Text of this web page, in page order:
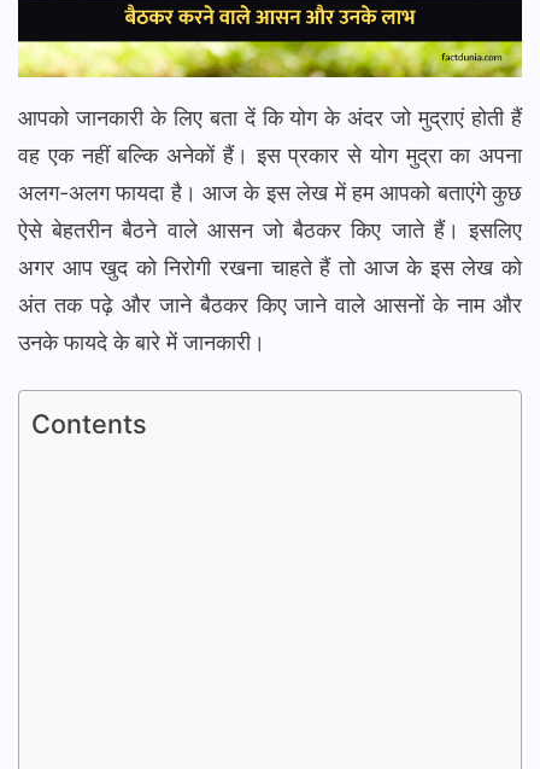
आपको जानकारी के लिए बता दें कि योग के अंदर जो मुद्राएं होती हैं
वह एक नहीं बल्कि अनेकों हैं। इस प्रकार से योग मुद्रा का अपना
अलग-अलग फायदा है। आज के इस लेख में हम आपको बताएंगे कुछ
ऐसे बेहतरीन बैठने वाले आसन जो बैठकर किए जाते हैं। इसलिए
अगर आप खुद को निरोगी रखना चाहते हैं तो आज के इस लेख को
अंत तक पढ़े और जाने बैठकर किए जाने वाले आसनों के नाम और
उनके फायदे के बारे में जानकारी।
Contents